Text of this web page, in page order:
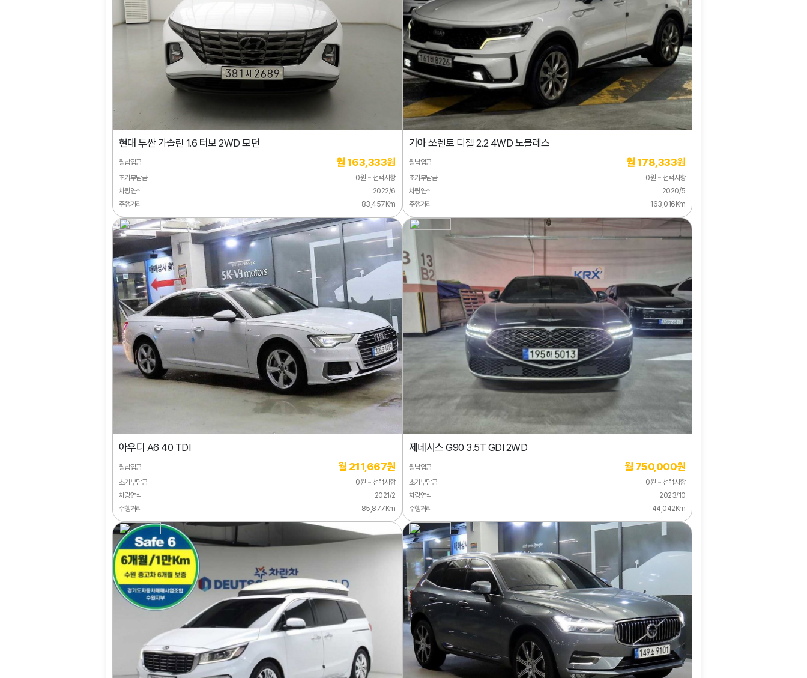
현대 투싼 가솔린 1.6 터보 2WD 모던
월납입금 월 163,333원
초기부담금
0원 ~ 선택사항
차량연식
2022/6
주행거리
83,457Km
기아쏘렌토 디젤 2.2 4WD 노블레스
월납입금 월 178,333원
초기부담금
0원 ~ 선택사항
차량연식
2020/5
주행거리
163,016Km
아우디 A6 40 TDI
월납입금 월 211,667원
초기부담금
0원 ~ 선택사항
차량연식
2021/2
주행거리
85,877Km
제네시스 G90 3.5T GDI 2WD
월납입금 월 750,000원
초기부담금
0원 ~ 선택사항
차량연식
2023/10
주행거리
44,042Km